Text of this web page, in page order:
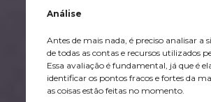
Análise
Antes de mais nada, é preciso analisar a
de todas as contas e recursos utilizados
Essa avaliação é fundamental, já que é
identificar os pontos fracos e fortes da
as coisas estão feitas no momento.